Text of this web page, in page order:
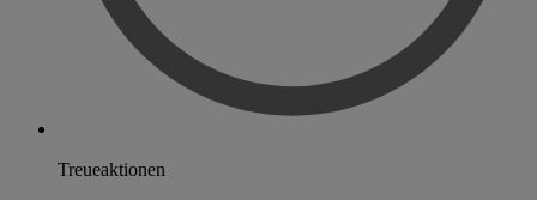
Treueaktionen